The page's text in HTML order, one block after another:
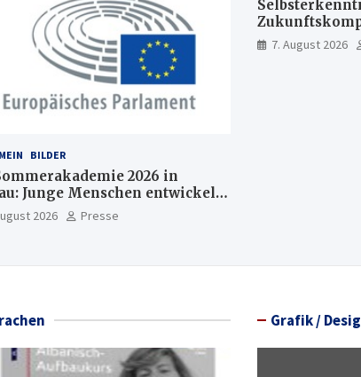
BILDER
2026 in
Junge Menschen entwickeln
für Europas Zukunft
2026 Presse
7. August 2026
Grafik /